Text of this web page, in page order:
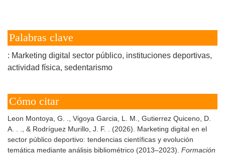
Palabras clave
: Marketing digital sector público instituciones deportivas
actividad física sedentarismo
Cómo citar
Leon Montoya, G. ., Vigoya Garcia, L. M., Gutierrez Quiceno, D.
A. . ., & Rodríguez Murillo, J. F. . (2026). Marketing digital en el
sector público deportivo: tendencias científicas y evolución
temática mediante análisis bibliométrico (2013–2023). Formación